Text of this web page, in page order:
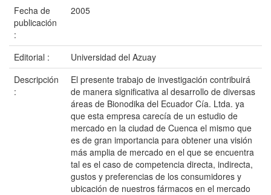
Fecha de
publicación
:
2005
Editorial :
Universidad del Azuay
Descripción
:
El presente trabajo de investigación contribuirá
de manera significativa al desarrollo de diversas
áreas de Bionodika del Ecuador Cía. Ltda. ya
que esta empresa carecía de un estudio de
mercado en la ciudad de Cuenca el mismo que
es de gran importancia para obtener una visión
más amplia de mercado en el que se encuentra
tal es el caso de competencia directa, indirecta,
gustos y preferencias de los consumidores y
ubicación de nuestros fármacos en el mercado